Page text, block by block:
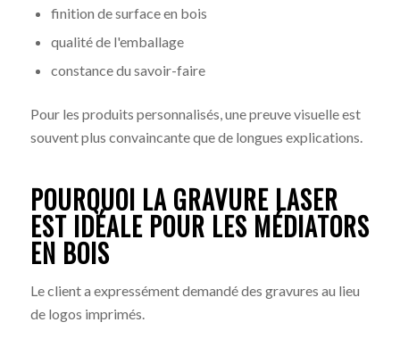
finition de surface en bois
qualité de l'emballage
constance du savoir-faire
Pour les produits personnalisés, une preuve visuelle est
souvent plus convaincante que de longues explications.
POURQUOI LA GRAVURE LASER
EST IDÉALE POUR LES MÉDIATORS
EN BOIS
Le client a expressément demandé des gravures au lieu
de logos imprimés.